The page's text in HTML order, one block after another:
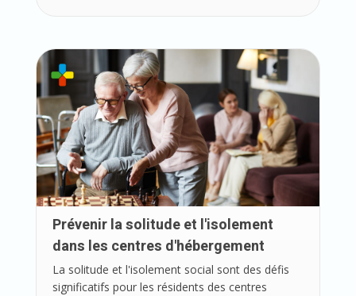
Prévenir la solitude et l'isolement
dans les centres d'hébergement
La solitude et l'isolement social sont des défis
significatifs pour les résidents des centres